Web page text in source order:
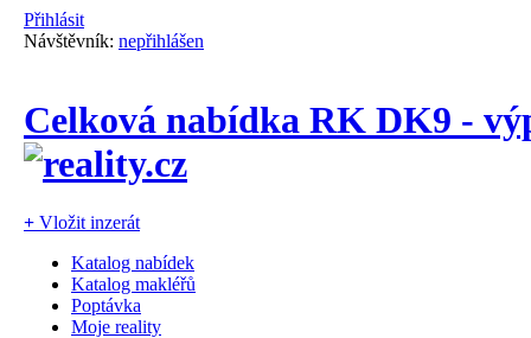
Přihlásit
Návštěvník: nepřihlášen
Celková nabídka RK DK9 -
+ Vložit inzerát
Katalog nabídek
Katalog makléřů
Poptávka
Moje reality